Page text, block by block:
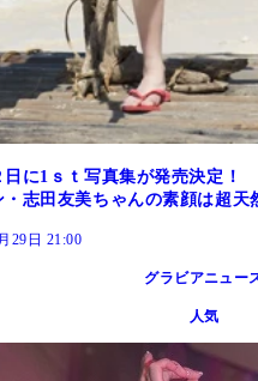
日に1ｓｔ写真集が発売決定！
・志田友美ちゃんの素顔は超天
29日 21:00
グラビアニュー
人気